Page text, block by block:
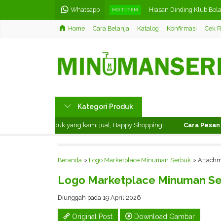
Whatsapp HOT ITEM Hiasan Dinding Klub
Minuman Serbuk Green
Minuman Serbuk
Barussel Teh Celup
Home Cara Belanja Katalog Konfirmasi Cek
Kategori Produk
produk yang kami jual, Happy Shopping! Cara Pesan
Beranda » Logo Marketplace Minuman Serbuk »
Logo Marketplace Minuman
Diunggah pada 19 April 2026
Original Post Download Gambar